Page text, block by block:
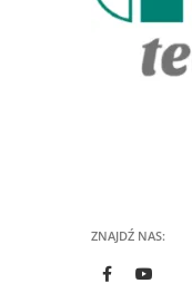
ZNAJDŹ NAS: